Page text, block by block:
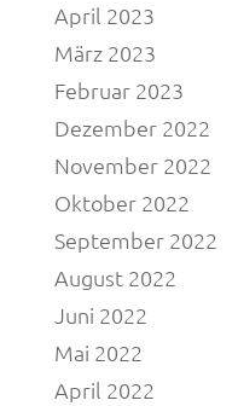
April 2023
März 2023
Februar 2023
Dezember 2022
November 2022
Oktober 2022
September 2022
August 2022
Juni 2022
Mai 2022
April 2022